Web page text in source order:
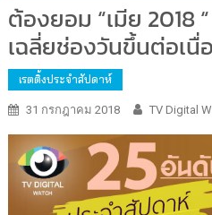
ต้องยอม “เมีย 2018
เฉลี่ยช่องวันขึ้นต่อเนื่
เรตติ้งประจำสัปดาห์
31 กรกฎาคม 2018 TV Digital